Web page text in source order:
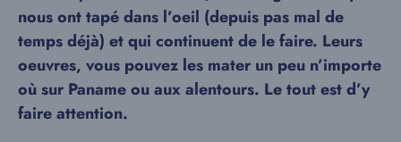
nous ont tapé dans l’oeil (depuis pas mal de
temps déjà) et qui continuent de le faire. Leurs
oeuvres, vous pouvez les mater un peu n’importe
où sur Paname ou aux alentours. Le tout est d’y
faire attention.